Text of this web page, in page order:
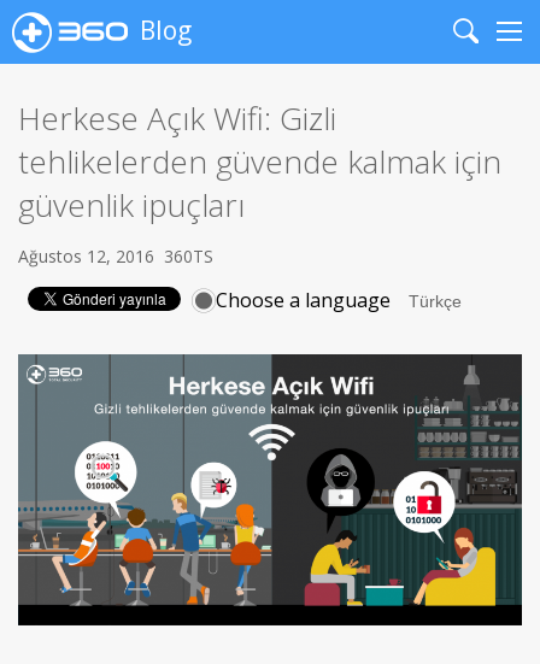
Blog
Search
Herkese Açık Wifi: Gizli
tehlikelerden güvende kalmak için
güvenlik ipuçları
Ağustos 12, 2016 360TS
Choose a language